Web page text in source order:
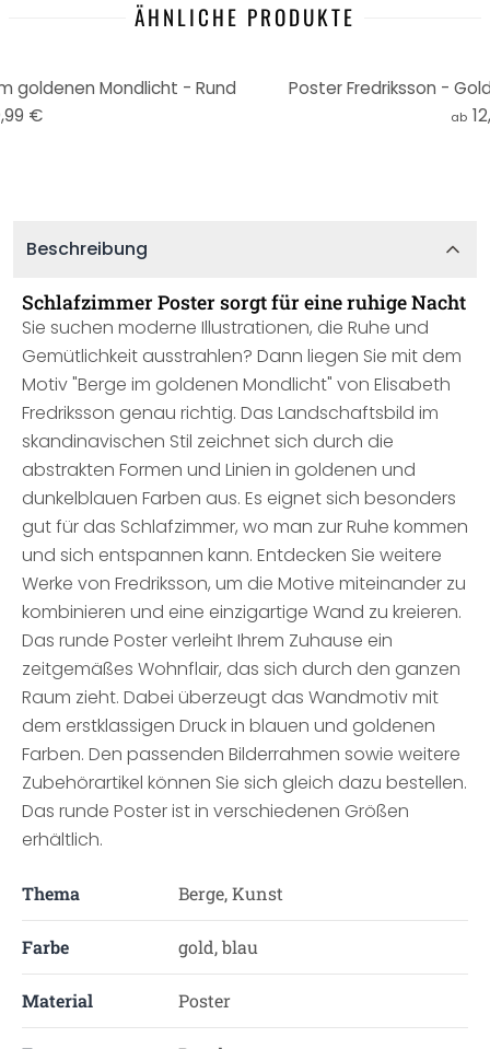
ÄHNLICHE PRODUKTE
goldenen Mondlicht - Rund
€
Poster Fredriksson -
ab
Beschreibung
Schlafzimmer Poster sorgt für eine ruhige Nacht
Sie suchen moderne Illustrationen, die Ruhe und
Gemütlichkeit ausstrahlen? Dann liegen Sie mit dem
Motiv "Berge im goldenen Mondlicht" von Elisabeth
Fredriksson genau richtig. Das Landschaftsbild im
skandinavischen Stil zeichnet sich durch die
abstrakten Formen und Linien in goldenen und
dunkelblauen Farben aus. Es eignet sich besonders
gut für das Schlafzimmer, wo man zur Ruhe kommen
und sich entspannen kann. Entdecken Sie weitere
Werke von Fredriksson, um die Motive miteinander zu
kombinieren und eine einzigartige Wand zu kreieren.
Das runde Poster verleiht Ihrem Zuhause ein
zeitgemäßes Wohnflair, das sich durch den ganzen
Raum zieht. Dabei überzeugt das Wandmotiv mit
dem erstklassigen Druck in blauen und goldenen
Farben. Den passenden Bilderrahmen sowie weitere
Zubehörartikel können Sie sich gleich dazu bestellen.
Das runde Poster ist in verschiedenen Größen
erhältlich.
Thema Berge, Kunst
Farbe gold, blau
Material Poster